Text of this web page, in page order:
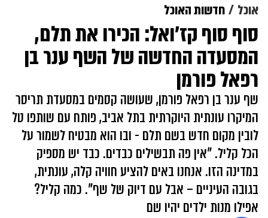
אוכל חדשות האוכל
סוף סוף קז'ואל: הכירו את תלם,
המסעדה החדשה של השף ענר בן
רפאל פורמן
שף ענר בן רפאל פורמן, שעושה קסמים במסעדת תריסר
המיקרו עונתית היוקרתית בתל אביב, פותח עם שותפו טל
לובין מקום חדש בשם תלם - ובו הוא מבטיח לשמור על
הכל קליל. "אין פה תבשילים כבדים. כבד יש מספיק
במדינה הזו. אנחנו באים להציע חוויה קלה, עונתית,
בגובה העיניים – אבל עם דיוק של שף". כמה קליל?
אפילו מנות ילדים יהיו שם